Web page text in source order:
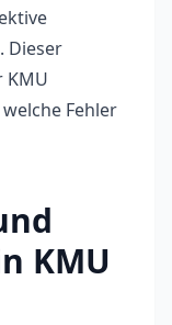
Dieser
KMU
Fehler
KMU